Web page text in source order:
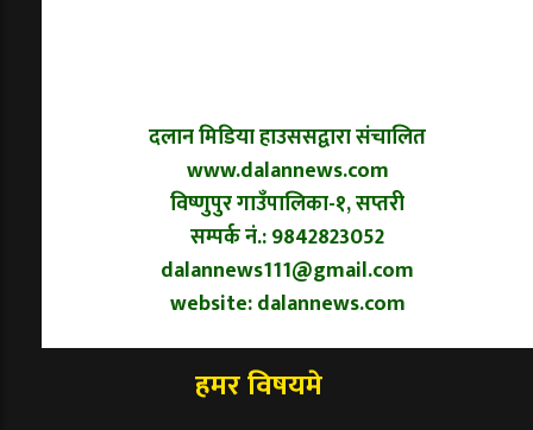
दलान मिडिया हाउससद्वारा संचालित
www.dalannews.com
विष्णुपुर गाउँपालिका-१, सप्तरी
सम्पर्क नं.: 9842823052
dalannews111@gmail.com
website: dalannews.com
हमर विषयमे